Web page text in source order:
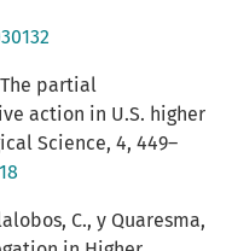
The partial
action in U.S. higher
Science, 4, 449–
C., y Quaresma,